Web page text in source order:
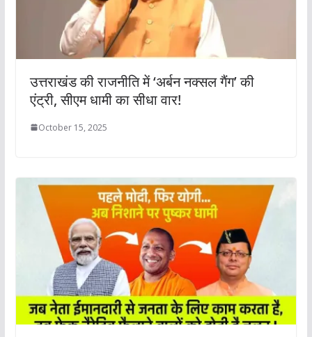
उत्तराखंड की राजनीति में ‘अर्बन नक्सल गैंग’ की
एंट्री, सीएम धामी का सीधा वार!
October 15, 2025